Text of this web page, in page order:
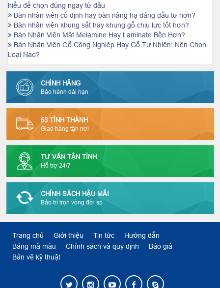
hiểu để chọn đúng ngay từ đầu
Bàn nhân viên cố định hay bàn nâng hạ đáng đầu tư hơn?
Bàn nhân viên khung sắt hay khung gỗ chịu lực tốt hơn?
Bàn Nhân Viên Mặt Melamine Hay Laminate Bền Hơn?
Bàn Nhân Viên Gỗ Công Nghiệp Hay Gỗ Tự Nhiên: Nên Chọn
Loại Nào?
CHÍNH HÃNG
Bảo hành dài hạn
63 TỈNH THÀNH
Giao hàng tận nơi
TƯ VẤN TẬN TÌNH
Hỗ trợ 24/7
CHÍNH SÁCH HẬU MÃI
Bảo trì trọn vòng đời sp
Trang chủ Giới thiệu Tin tức
Hướng dẫn
Bảng mã màu
Chính sách và quy định
Báo giá
Bản vẽ kỹ thuật